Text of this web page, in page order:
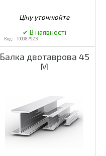
100087928
Балка двотаврова 45
М